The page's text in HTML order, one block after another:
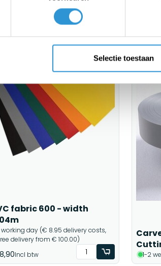
Selectie toestaan
fabric 600 - width
working day (€ 8.95 delivery costs,
delivery from € 100.00)
Incl btw 1-2